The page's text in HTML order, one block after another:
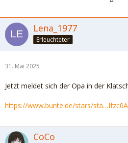
Lena_1977
Erleuchteter
31. Mai 2025
Jetzt meldet sich der Opa in der
https://www.bunte.de/stars/
CoCo